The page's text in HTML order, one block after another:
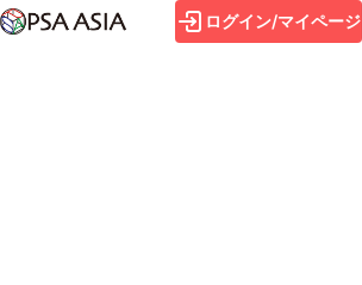
ログイン/マイページ